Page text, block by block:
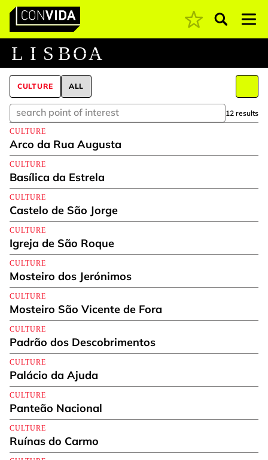
Main Navigation Pesquisar
L I S BOA
CULTURE ALL
12 results
CULTURE
Arco da Rua Augusta
CULTURE
Basílica da Estrela
CULTURE
Castelo de São Jorge
CULTURE
Igreja de São Roque
CULTURE
Mosteiro dos Jerónimos
CULTURE
Mosteiro São Vicente de Fora
CULTURE
Padrão dos Descobrimentos
CULTURE
Palácio da Ajuda
CULTURE
Panteão Nacional
CULTURE
Ruínas do Carmo